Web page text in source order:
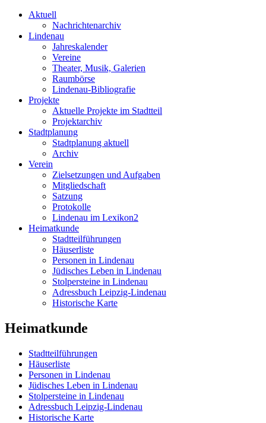
Aktuell
Nachrichtenarchiv
Lindenau
Jahreskalender
Vereine
Theater, Musik, Galerien
Raumbörse
Lindenau-Bibliografie
Projekte
Aktuelle Projekte im Stadtteil
Projektarchiv
Stadtplanung
Stadtplanung aktuell
Archiv
Verein
Zielsetzungen und Aufgaben
Mitgliedschaft
Satzung
Protokolle
Lindenau im Lexikon2
Heimatkunde
Stadtteilführungen
Häuserliste
Personen in Lindenau
Jüdisches Leben in Lindenau
Stolpersteine in Lindenau
Adressbuch Leipzig-Lindenau
Historische Karte
Heimatkunde
Stadtteilführungen
Häuserliste
Personen in Lindenau
Jüdisches Leben in Lindenau
Stolpersteine in Lindenau
Adressbuch Leipzig-Lindenau
Historische Karte